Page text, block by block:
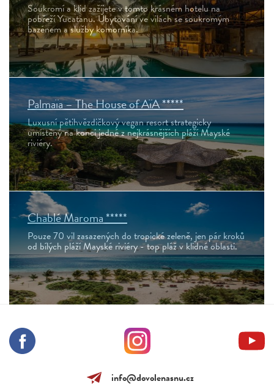
Soukromí a klid zažijete v tomto krásném hotelu na
pobřeží Yucatanu. Ubytování ve vilách se soukromým
bazénem a služby komorníka.
Palmaïa – The House of AïA *****
Luxusní pětihvězdičkový vegan resort strategicky
umístěný na konci jedné z nejkrásnějších pláží Mayské
riviéry.
Chablé Maroma *****
Pouze 70 vil zasazených do tropické zeleně, jen pár kroků
od bílých pláží Mayské riviéry - top pláž v klidné oblasti.
info@dovolenasnu.cz